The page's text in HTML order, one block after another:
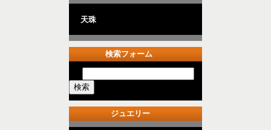
天珠
検索フォーム
ジュエリー